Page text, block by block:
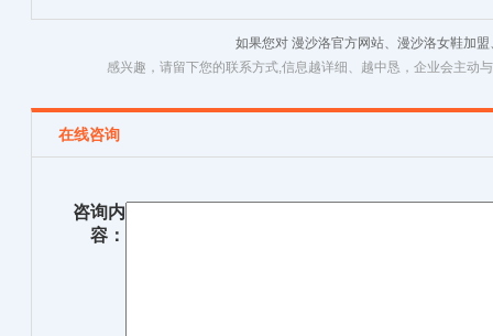
新款 毛毛鞋
如果您对 漫沙洛官方网站、漫沙洛女鞋加
感兴趣，请留下您的联系方式,信息越详细、越中恳，企业会主动
在线咨询
咨询内
容：